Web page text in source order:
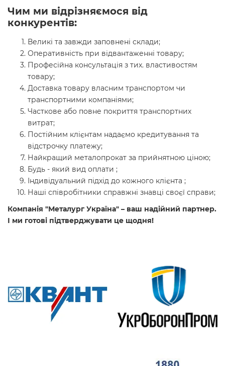
Чим ми відрізняємося від
конкурентів:
Великі та завжди заповнені склади;
Оперативність при відвантаженні товару;
Професійна консультація з тих. властивостям
товару;
Доставка товару власним транспортом чи
транспортними компаніями;
Часткове або повне покриття транспортних
витрат;
Постійним клієнтам надаємо кредитування та
відстрочку платежу;
Найкращий металопрокат за прийнятною ціною;
Будь - який вид оплати ;
Індивідуальний підхід до кожного клієнта ;
Наші співробітники справжні знавці своєї справи;
Компанія "Металург Україна" – ваш надійний партнер.
І ми готові підтверджувати це щодня!